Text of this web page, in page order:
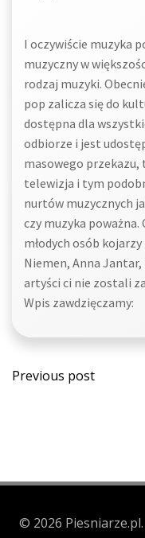
I oczywiście muzyka
muzyczny w
rodzaj muzyki.
pop zalicza się do
dostępna dla
odbiorze i jest
masowego przekazu,
telewizja i tym
nurtów muzycznych
czy muzyka poważna.
młodych osób
Niemen, Anna Jantar,
artyści ci nie zostali
Wpis zawdzięczamy:
Post
Previous post
© 2026